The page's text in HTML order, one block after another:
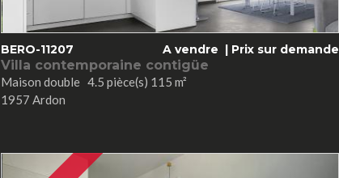
BERO-11207 A vendre | Prix sur demande
Villa contemporaine contigüe
Maison double 4.5 pièce(s) 115 m²
1957 Ardon